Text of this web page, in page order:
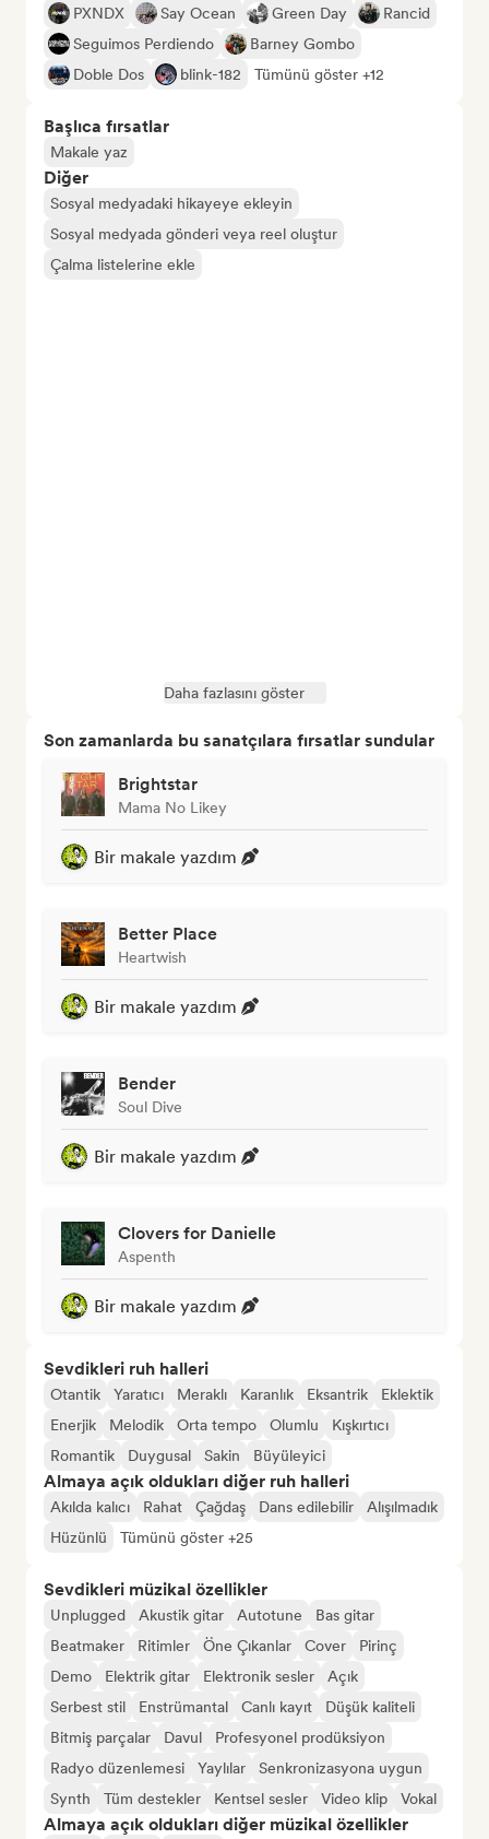
PXNDX Say Ocean Green Day
Rancid
Seguimos Perdiendo
Barney Gombo
Doble Dos
blink-182 Tümünü göster +12
Başlıca fırsatlar
Makale yaz
Diğer
Sosyal medyadaki hikayeye ekleyin
Sosyal medyada gönderi veya reel oluştur
Çalma listelerine ekle
Daha fazlasını göster
Son zamanlarda bu sanatçılara fırsatlar sundular
Brightstar
Mama No Likey
Bir makale yazdım
Better Place
Heartwish
Bir makale yazdım
Bender
Soul Dive
Bir makale yazdım
Clovers for Danielle
Aspenth
Bir makale yazdım
Sevdikleri ruh halleri
Otantik Yaratıcı Meraklı Karanlık Eksantrik
Eklektik
Enerjik
Melodik Orta tempo Olumlu
Kışkırtıcı
Romantik
Duygusal Sakin Büyüleyici
Almaya açık oldukları diğer ruh halleri
Akılda kalıcı Rahat Çağdaş Dans edilebilir
Alışılmadık
Hüzünlü
Tümünü göster +25
Sevdikleri müzikal özellikler
Unplugged Akustik gitar Autotune
Bas gitar
Beatmaker
Ritimler Öne Çıkanlar Cover
Pirinç
Demo
Elektrik gitar Elektronik sesler
Açık
Serbest stil
Enstrümantal Canlı kayıt
Düşük kaliteli
Bitmiş parçalar
Davul
Profesyonel prodüksiyon
Radyo düzenlemesi
Yaylılar
Senkronizasyona uygun
Synth
Tüm destekler Kentsel sesler Video klip Vokal
Almaya açık oldukları diğer müzikal özellikler